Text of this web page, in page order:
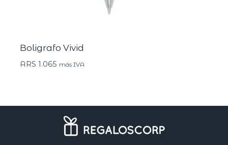
Boligrafo Vivid
ARS 1.065 más IVA